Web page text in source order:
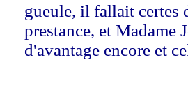
gueule, il fallait certes
prestance, et Madame
d'avantage encore et